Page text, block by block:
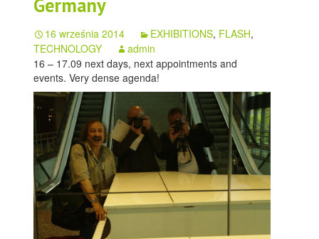
Germany
16 września 2014 EXHIBITIONS, FLASH,
TECHNOLOGY
admin
16 – 17.09 next days, next appointments and
events. Very dense agenda!